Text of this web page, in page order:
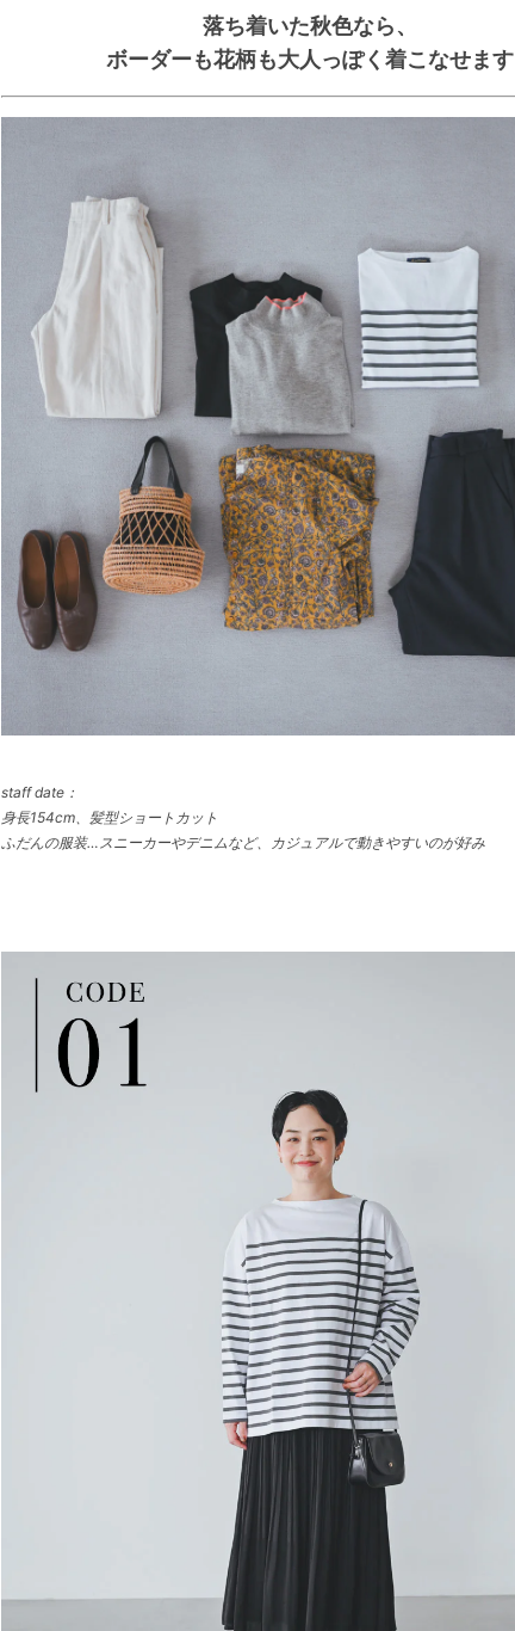
落ち着いた秋色なら、
ボーダーも花柄も大人っぽく着こなせます
staff date：
身長154cm、髪型ショートカット
ふだんの服装…スニーカーやデニムなど、カジュアルで動きやすいのが好み